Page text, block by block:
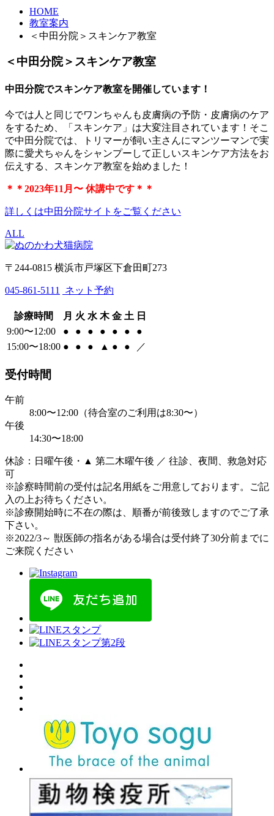
HOME
教室案内
＜中田分院＞スキンケア教室
＜中田分院＞スキンケア教室
中田分院でスキンケア教室を開催しています！
今では人と同じでワンちゃんも皮膚病の予防・皮膚病のケア
をするため、
「スキンケア」 は大変注目されています！そこ
で中田分院では、トリマーが飼い主さんにマンツーマンで実
際に愛犬ちゃんをシャンプーして正しいスキンケア方法をお
伝えする、
スキンケア教室を始めました！
＊＊2023年11月〜 休講中です＊＊
詳しくは中田分院サイトをご覧ください
ALL
〒244-0815 横浜市戸塚区下倉田町273
045-861-5111 ネット予約
診療時間 月 火 水 木 金 土 日
9:00〜12:00
● ● ● ● ● ●
●
15:00〜18:00 ● ● ● ▲ ● ● ／
受付時間
午前
8:00〜12:00（待合室のご利用は8:30〜）
午後
14:30〜18:00
休診：日曜午後・▲ 第二木曜午後 ／ 往診、夜間、救急対応
可
※診察時間前の受付は記名用紙をご用意しております。ご記
入の上お待ちください。
※診療開始時に不在の際は、順番が前後致しますのでご了承
下さい。
※2022/3～ 獣医師の指名がある場合は受付終了30分前までに
ご来院ください